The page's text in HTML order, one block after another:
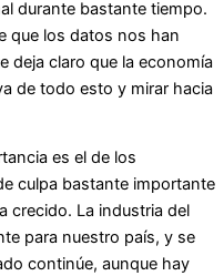
durante bastante tiempo.
que los datos nos han
deja claro que la economía
de todo esto y mirar hacia
es el de los
culpa bastante importante
crecido. La industria del
para nuestro país, y se
continúe, aunque hay